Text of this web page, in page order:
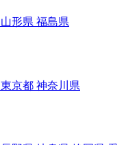
山形県 福島県
東京都 神奈川県